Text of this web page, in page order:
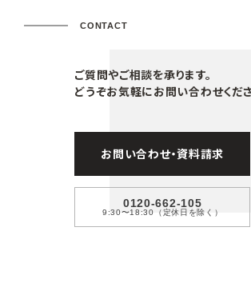
CONTACT
ご質問やご相談を承ります。
どうぞお気軽にお問い合わせくださ
お問い合わせ・資料請求
0120-662-105
9:30〜18:30（定休日を除く）